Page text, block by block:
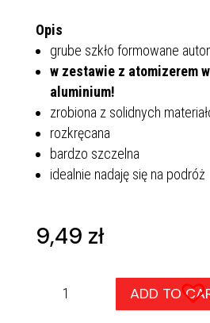
Opis
grube szkło formowane
w zestawie z atomizerem
aluminium!
zrobiona z solidnych
rozkręcana
bardzo szczelna
idealnie nadaję się na podróż
9,49 zł
ADD TO